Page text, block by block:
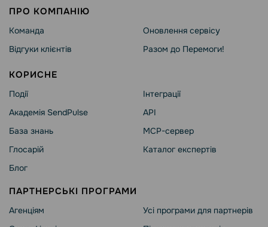
ПРО КОМПАНІЮ
Команда
Відгуки клієнтів
Оновлення сервісу
Разом до Перемоги!
КОРИСНЕ
Події
Академія SendPulse
База знань
Глосарій
Блог
Інтеграції
API
MCP-сервер
Каталог експертів
ПАРТНЕРСЬКІ ПРОГРАМИ
Агенціям
Усі програми для партнерів